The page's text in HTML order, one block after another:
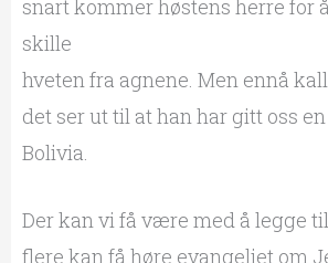
snart kommer høstens herre for
skille
hveten fra agnene. Men ennå
det ser ut til at han har gitt oss
Bolivia.
Der kan vi få være med å legge
flere kan få høre evangeliet om